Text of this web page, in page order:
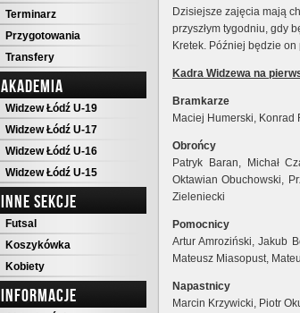
Terminarz
Przygotowania
Transfery
AKADEMIA
Widzew Łódź U-19
Widzew Łódź U-17
Widzew Łódź U-16
Widzew Łódź U-15
INNE SEKCJE
Futsal
Koszykówka
Kobiety
INFORMACJE
Dzisiejsze zajęcia mają
przyszłym tygodniu, gdy
Kretek. Później będzie
Kadra Widzewa na
Bramkarze
Maciej Humerski, Konrad
Obrońcy
Patryk Baran, Michał
Oktawian Obuchowski,
Zieleniecki
Pomocnicy
Artur Amroziński, Jakub
Mateusz Miasopust,
Napastnicy
Marcin Krzywicki, Piotr